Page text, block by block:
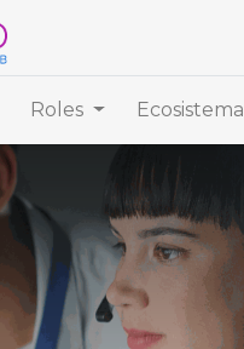
Roles Ecosistema